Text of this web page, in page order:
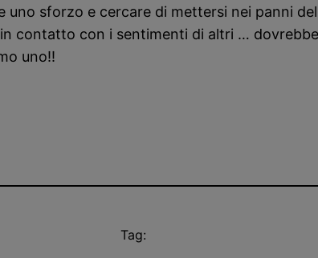
sforzo e cercare di mettersi nei panni
contatto con i sentimenti di altri …
uno!!
Tag: